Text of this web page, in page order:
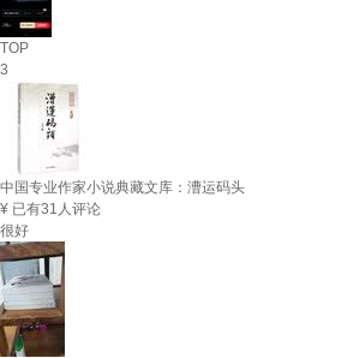
TOP
3
中国专业作家小说典藏文库：漕运码头
¥ 已有31人评论
很好